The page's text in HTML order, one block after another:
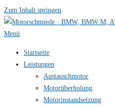
Zum Inhalt springen
Menü
Startseite
Leistungen
Austauschmotor
Motorüberholung
Motorinstandsetzung